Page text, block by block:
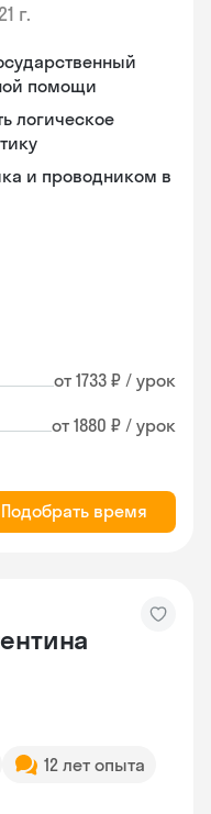
г.
помощи
логическое
и проводником в
от 1733 ₽ / урок
от 1880 ₽ / урок
Подобрать время
12 лет опыта